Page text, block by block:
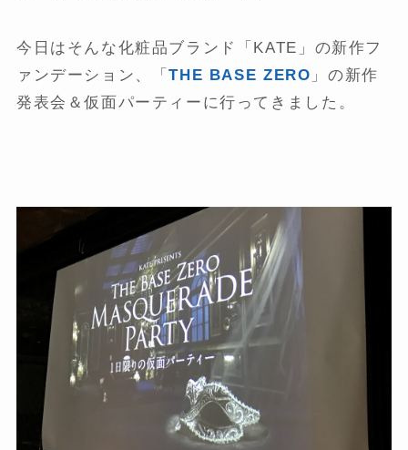
今日はそんな化粧品ブランド「KATE」の新作フ
ァンデーション、「THE BASE ZERO 」の新作
発表会＆仮面パーティーに行ってきました。